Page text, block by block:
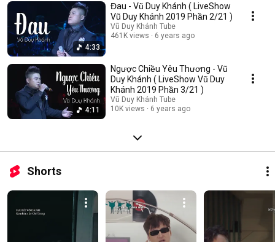
4:33
Đau - Vũ Duy Khánh ( LiveShow
Vũ Duy Khánh 2019 Phần 2/21 )
Vũ Duy Khánh Tube
461K views
6 years ago
4:11
Ngược Chiều Yêu Thương - Vũ
Duy Khánh ( LiveShow Vũ Duy
Khánh 2019 Phần 3/21 )
Vũ Duy Khánh Tube
10K views
6 years ago
Shorts